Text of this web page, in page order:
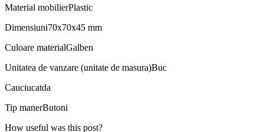
Material mobilierPlastic
Dimensiuni70x70x45 mm
Culoare materialGalben
Unitatea de vanzare (unitate de masura)Buc
Cauciucatda
Tip manerButoni
How useful was this post?